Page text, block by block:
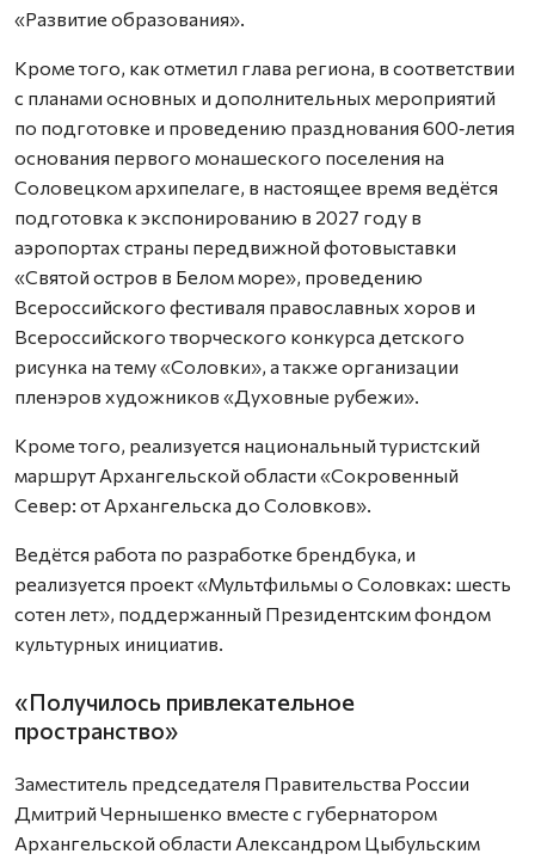
«Развитие образования».
Кроме того, как отметил глава региона, в соответствии
с планами основных и дополнительных мероприятий
по подготовке и проведению празднования 600‑летия
основания первого монашеского поселения на
Соловецком архипелаге, в настоящее время ведётся
подготовка к экспонированию в 2027 году в
аэропортах страны передвижной фотовыставки
«Святой остров в Белом море», проведению
Всероссийского фестиваля православных хоров и
Всероссийского творческого конкурса детского
рисунка на тему «Соловки», а также организации
пленэров художников «Духовные рубежи».
Кроме того, реализуется национальный туристский
маршрут Архангельской области «Сокровенный
Север: от Архангельска до Соловков».
Ведётся работа по разработке брендбука, и
реализуется проект «Мультфильмы о Соловках: шесть
сотен лет», поддержанный Президентским фондом
культурных инициатив.
«Получилось привлекательное
пространство»
Заместитель председателя Правительст­ва России
Дмитрий Чернышенко вместе с губернатором
Архангельской области Александром Цыбульским